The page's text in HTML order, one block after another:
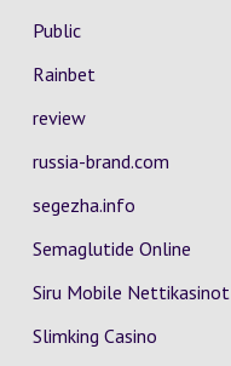
Public
Rainbet
review
russia-brand.com
segezha.info
Semaglutide Online
Siru Mobile Nettikasinot
Slimking Casino